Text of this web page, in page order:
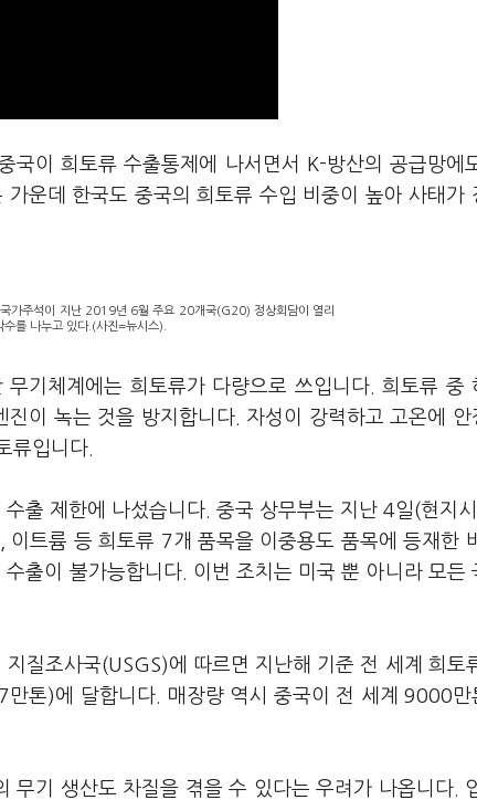
국이 희토류 수출통제에 나서면서 K-방산의 공급망에
운데 한국도 중국의 희토류 수입 비중이 높아 사태가
가주석이 지난 2019년 6월 주요 20개국(G20) 정상회담이 열리
를 나누고 있다.(사진=뉴시스).
기체계에는 희토류가 다량으로 쓰입니다. 희토류 중
이 녹는 것을 방지합니다. 자성이 강력하고 고온에 안
류입니다.
출 제한에 나섰습니다. 중국 상무부는 지난 4일(현지
트륨 등 희토류 7개 품목을 이중용도 품목에 등재한
출이 불가능합니다. 이번 조치는 미국 뿐 아니라 모든
질조사국(USGS)에 따르면 지난해 기준 전 세계 희토
톤)에 달합니다. 매장량 역시 중국이 전 세계 9000만
무기 생산도 차질을 겪을 수 있다는 우려가 나옵니다.